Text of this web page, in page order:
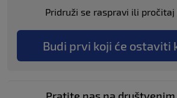
Pridruži se raspravi ili
Budi prvi koji će ostaviti